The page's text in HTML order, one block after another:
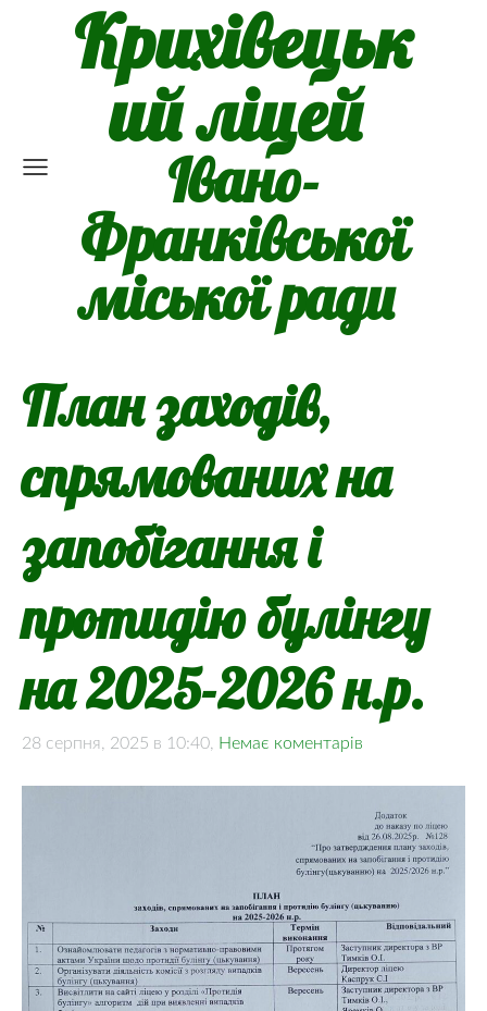
Крихівецьк
ий ліцей
Івано-
Франківської
міської ради
План заходів,
спрямованих на
запобігання і
протидію булінгу
на 2025-2026 н.р.
28 серпня, 2025 в 10:40, Немає коментарів